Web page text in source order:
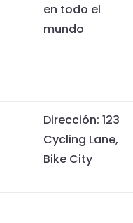
en todo el
mundo
Dirección: 123
Cycling Lane,
Bike City